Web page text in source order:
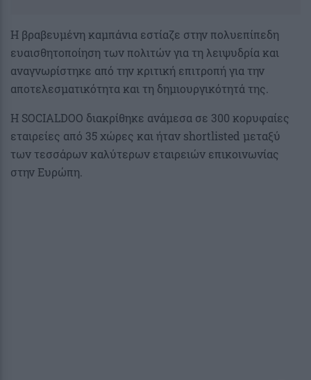
Η βραβευμένη καμπάνια εστίαζε στην πολυεπίπεδη
ευαισθητοποίηση των πολιτών για τη λειψυδρία και
αναγνωρίστηκε από την κριτική επιτροπή για την
αποτελεσματικότητα και τη δημιουργικότητά της.
Η SOCIALDOO διακρίθηκε ανάμεσα σε 300 κορυφαίες
εταιρείες από 35 χώρες και ήταν shortlisted μεταξύ
των τεσσάρων καλύτερων εταιρειών επικοινωνίας
στην Ευρώπη.